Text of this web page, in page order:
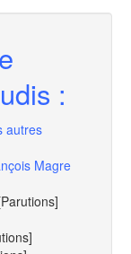
:
autres
Magre